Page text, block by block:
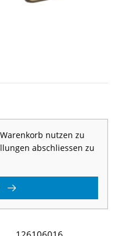
nutzen zu
abschliessen zu